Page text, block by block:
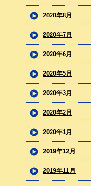
2020年8月
2020年7月
2020年6月
2020年5月
2020年3月
2020年2月
2020年1月
2019年12月
2019年11月